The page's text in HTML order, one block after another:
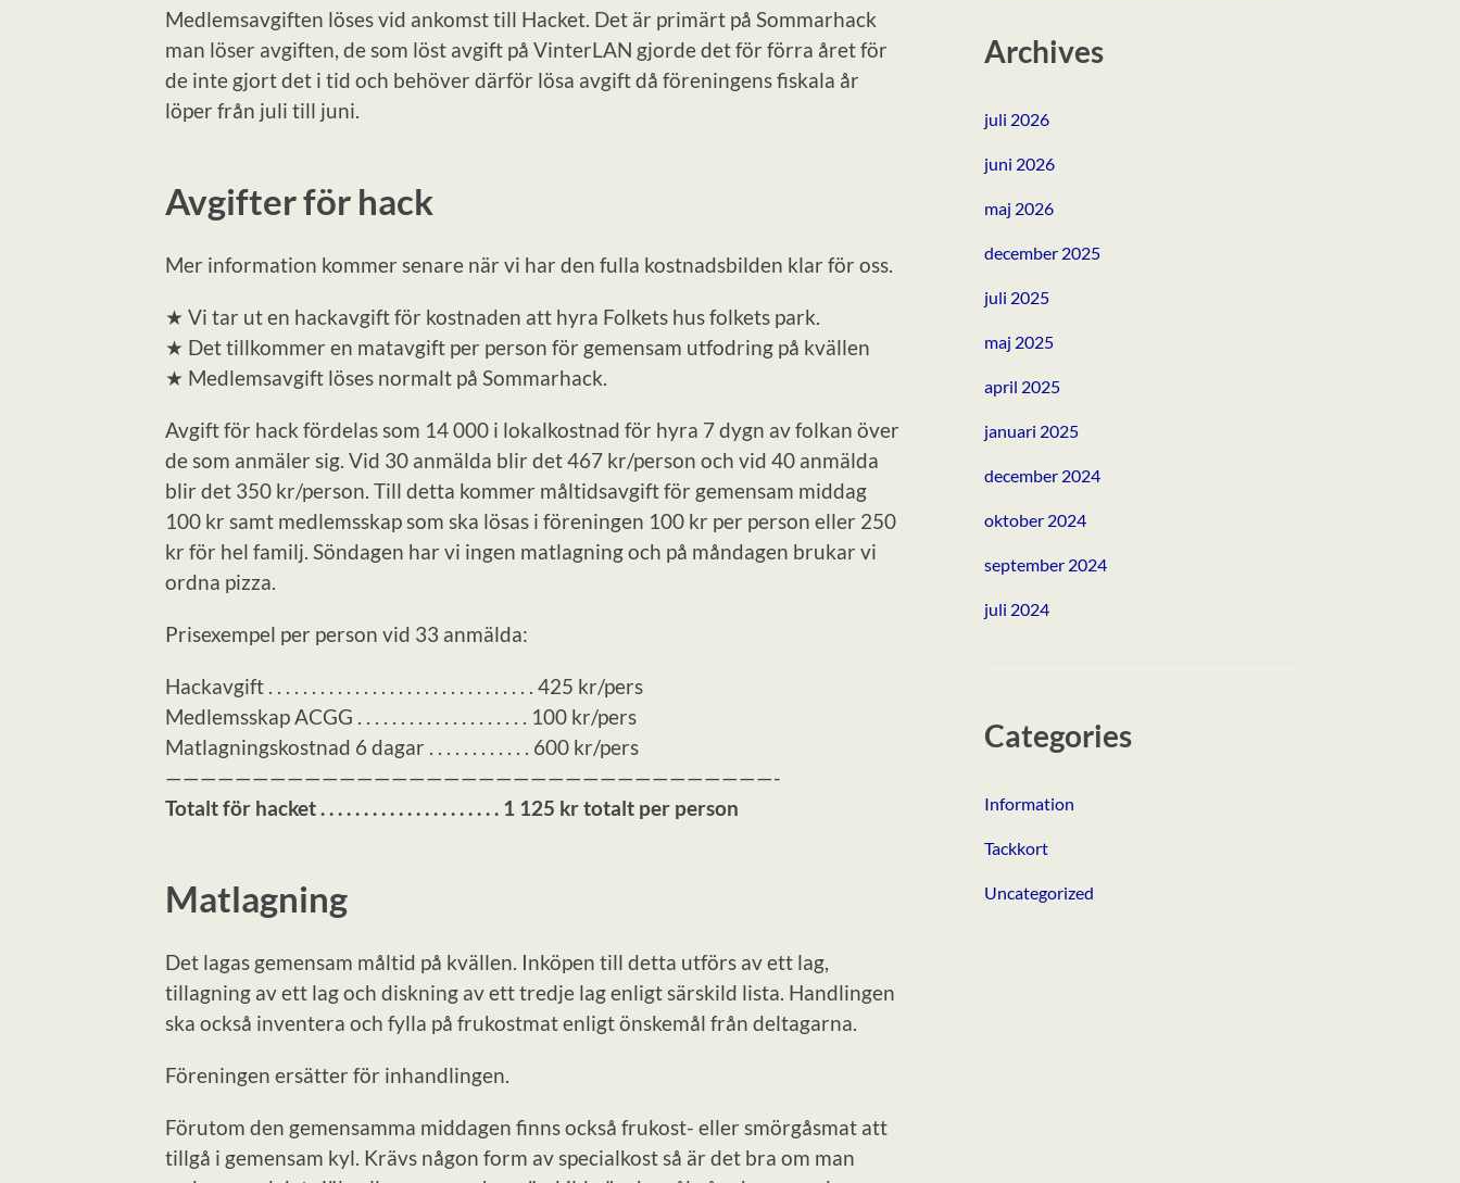
Medlemsavgiften löses vid ankomst till Hacket. Det är primärt på Sommarhack
man löser avgiften, de som löst avgift på VinterLAN gjorde det för förra året för
de inte gjort det i tid och behöver därför lösa avgift då föreningens fiskala år
löper från juli till juni.
Avgifter för hack
Mer information kommer senare när vi har den fulla kostnadsbilden klar för oss.
★ Vi tar ut en hackavgift för kostnaden att hyra Folkets hus folkets park.
★ Det tillkommer en matavgift per person för gemensam utfodring på kvällen
★ Medlemsavgift löses normalt på Sommarhack.
Avgift för hack fördelas som 14 000 i lokalkostnad för hyra 7 dygn av folkan över
de som anmäler sig. Vid 30 anmälda blir det 467 kr/person och vid 40 anmälda
blir det 350 kr/person. Till detta kommer måltidsavgift för gemensam middag
100 kr samt medlemsskap som ska lösas i föreningen 100 kr per person eller 250
kr för hel familj. Söndagen har vi ingen matlagning och på måndagen brukar vi
ordna pizza.
Prisexempel per person vid 33 anmälda:
Hackavgift . . . . . . . . . . . . . . . . . . . . . . . . . . . . . . . 425 kr/pers
Medlemsskap ACGG . . . . . . . . . . . . . . . . . . . . 100 kr/pers
Matlagningskostnad 6 dagar . . . . . . . . . . . . 600 kr/pers
———————————————————————————————————-
Totalt för hacket . . . . . . . . . . . . . . . . . . . . . 1 125 kr totalt per person
Matlagning
Det lagas gemensam måltid på kvällen. Inköpen till detta utförs av ett lag,
tillagning av ett lag och diskning av ett tredje lag enligt särskild lista. Handlingen
ska också inventera och fylla på frukostmat enligt önskemål från deltagarna.
Föreningen ersätter för inhandlingen.
Förutom den gemensamma middagen finns också frukost- eller smörgåsmat att
tillgå i gemensam kyl. Krävs någon form av specialkost så är det bra om man
Archives
juli 2026
juni 2026
maj 2026
december 2025
juli 2025
maj 2025
april 2025
januari 2025
december 2024
oktober 2024
september 2024
juli 2024
Categories
Information
Tackkort
Uncategorized